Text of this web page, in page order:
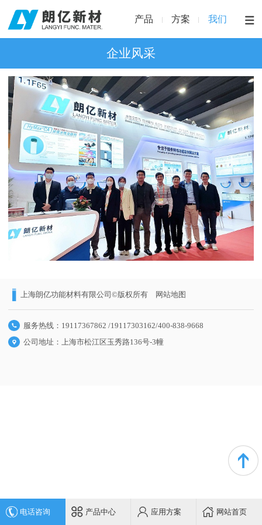
产品 方案 我们
企业风采
上海朗亿功能材料有限公司©版权所有 网站地图
服务热线：19117367862 /19117303162/400-838-9668
公司地址：上海市松江区玉秀路136号-3幢
电话咨询 产品中心 应用方案 网站首页